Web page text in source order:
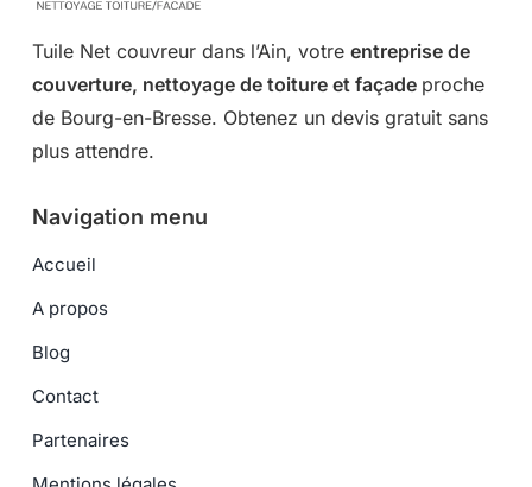
Tuile Net couvreur dans l’Ain, votre entreprise de
couverture, nettoyage de toiture et façade proche
de Bourg-en-Bresse. Obtenez un devis gratuit sans
plus attendre.
Navigation menu
Accueil
A propos
Blog
Contact
Partenaires